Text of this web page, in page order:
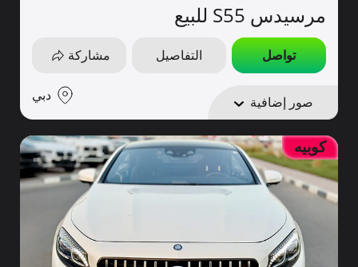
مرسيدس S55 للبيع
تواصل التفاصيل مشاركة
صور إضافية دبي
كوبيه